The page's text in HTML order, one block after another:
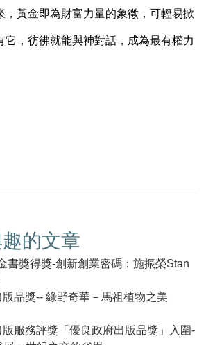
，黃金即為財富力量的象徵，可輕易掀
它，彷彿就能與神對話，成為最有權力
的文章
書獎得獎-創新創業密碼：施振榮Stan
品獎-- 綠野奇華－馬祖植物之美
服務評獎「優良政府出版品獎」入圍-